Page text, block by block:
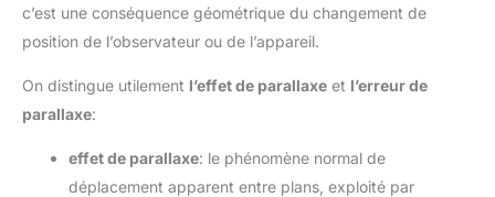
c’est une conséquence géométrique du changement de
position de l’observateur ou de l’appareil.
On distingue utilement l’effet de parallaxe et l’erreur de
parallaxe:
effet de parallaxe: le phénomène normal de
déplacement apparent entre plans, exploité par